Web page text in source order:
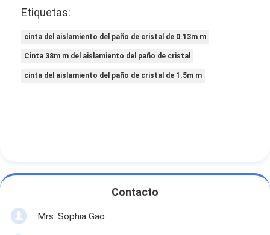
Bastidor de inversión de la precisión
Panel de aislamiento eléctrico
Etiquetas:
cinta del aislamiento del paño de cristal de 0.13m m
Cinta 38m m del aislamiento del paño de cristal
cinta del aislamiento del paño de cristal de 1.5m m
Contacto
Mrs. Sophia Gao